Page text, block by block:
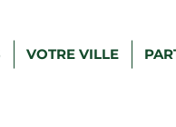
VOTRE VILLE